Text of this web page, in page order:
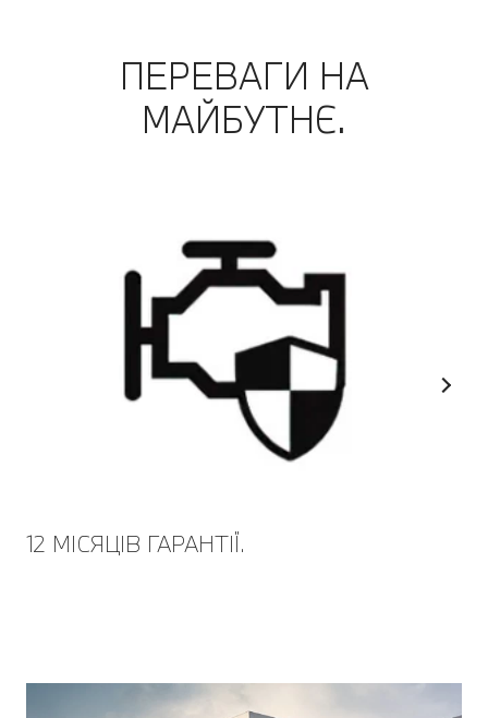
ПЕРЕВАГИ НА
МАЙБУТНЄ.
12 МІСЯЦІВ ГАРАНТІЇ.